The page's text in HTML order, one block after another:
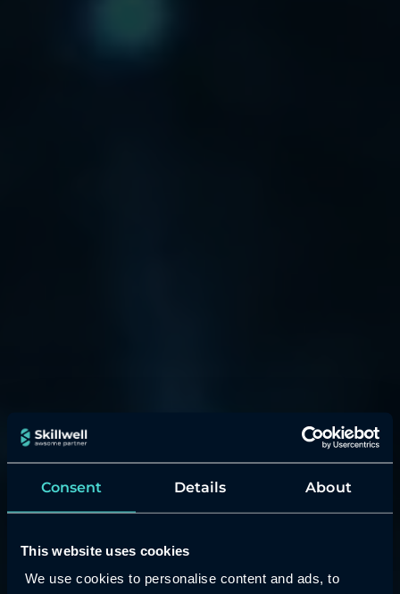
Consent Details About
This website uses cookies
We use cookies to personalise content and ads, to